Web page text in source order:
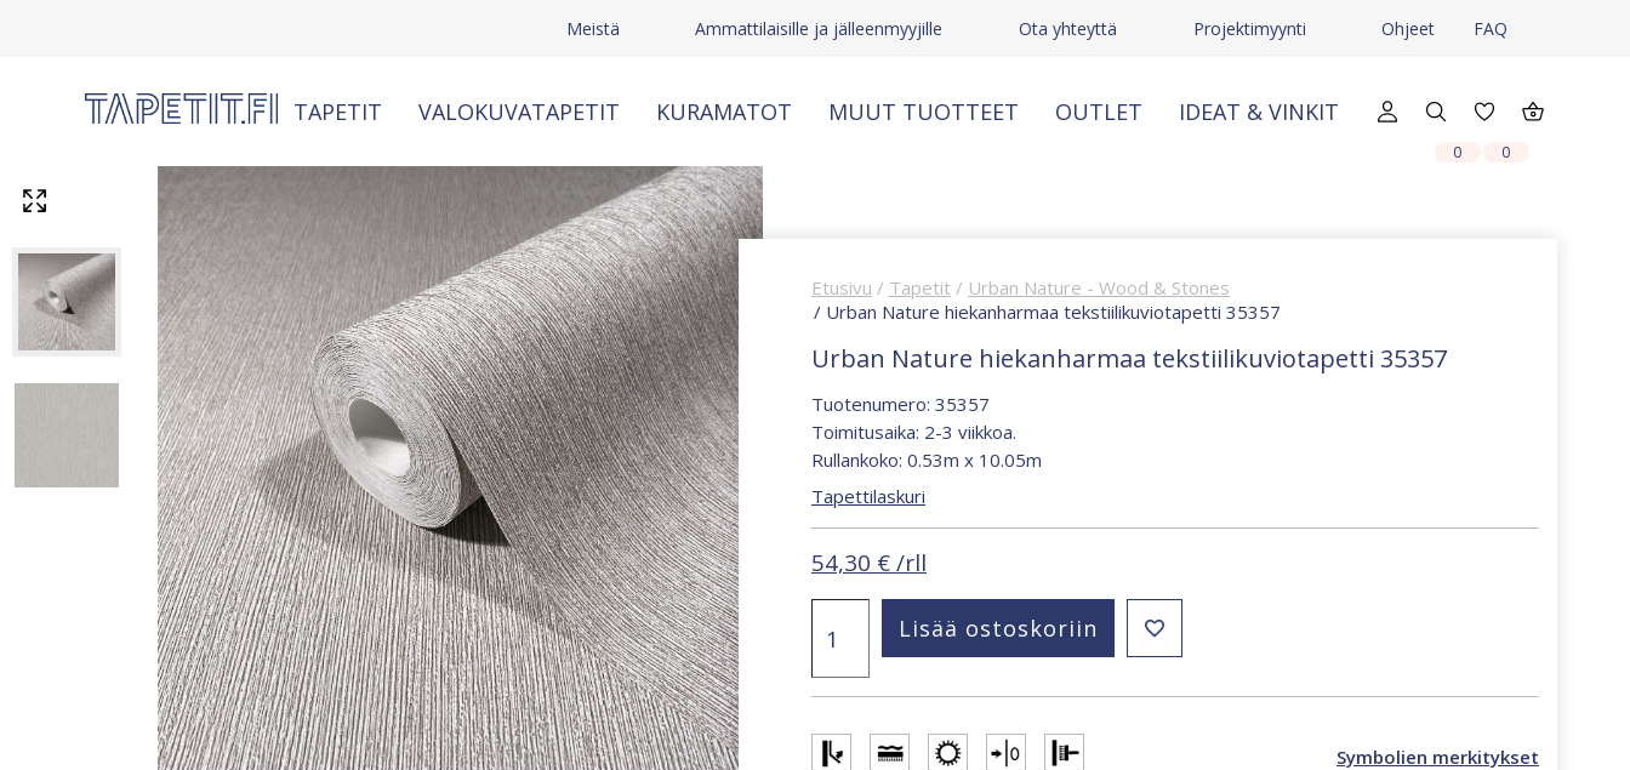
Meistä Ammattilaisille ja jälleenmyyjille Ota yhteyttä Projektimyynti Ohjeet FAQ
TAPETIT VALOKUVATAPETIT KURAMATOT MUUT TUOTTEET OUTLET IDEAT & VINKIT
0 0
Etusivu / Tapetit / Urban Nature - Wood & Stones
/ Urban Nature hiekanharmaa tekstiilikuviotapetti 35357
Urban Nature hiekanharmaa tekstiilikuviotapetti 35357
Tuotenumero: 35357
Toimitusaika: 2-3 viikkoa.
Rullankoko: 0.53m x 10.05m
Tapettilaskuri
54,30 € /rll
Nature
hiekanharmaa
tekstiilikuviotapetti
määrä
Lisää ostoskoriin
Symbolien merkitykset